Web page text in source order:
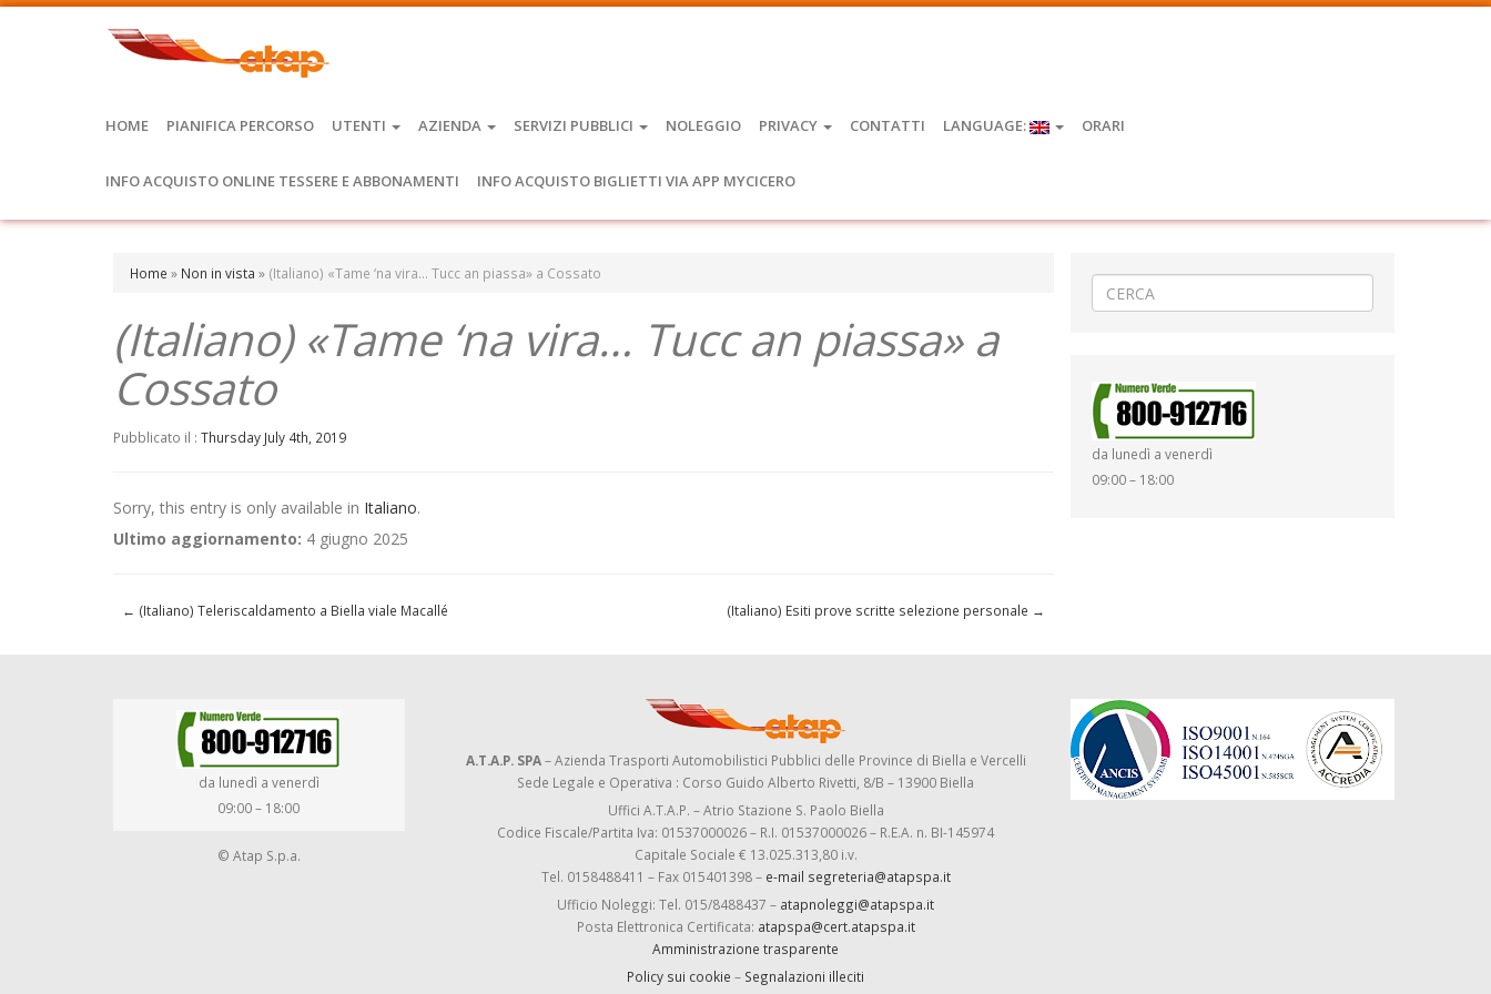
HOME PIANIFICA PERCORSO UTENTI AZIENDA SERVIZI PUBBLICI NOLEGGIO PRIVACY CONTATTI LANGUAGE: ORARI
INFO ACQUISTO ONLINE TESSERE E ABBONAMENTI INFO ACQUISTO BIGLIETTI VIA APP MYCICERO
Home » Non in vista » (Italiano) «Tame ‘na vira… Tucc an piassa» a Cossato
(Italiano) «Tame ‘na vira… Tucc an piassa» a
Cossato
Pubblicato il : Thursday July 4th, 2019
Sorry, this entry is only available in Italiano.
Ultimo aggiornamento: 4 giugno 2025
← (Italiano) Teleriscaldamento a Biella viale Macallé (Italiano) Esiti prove scritte selezione personale →
da lunedì a venerdì
09:00 – 18:00
da lunedì a venerdì
09:00 – 18:00
© Atap S.p.a.
A.T.A.P. SPA– Azienda Trasporti Automobilistici Pubblici delle Province di Biella e Vercelli
Sede Legale e Operativa : Corso Guido Alberto Rivetti, 8/B – 13900 Biella
Uffici A.T.A.P. – Atrio Stazione S. Paolo Biella
Codice Fiscale/Partita Iva: 01537000026 – R.I. 01537000026 – R.E.A. n. BI-145974
Capitale Sociale € 13.025.313,80 i.v.
Tel. 0158488411 – Fax 015401398 – e-mail segreteria@atapspa.it
Ufficio Noleggi: Tel. 015/8488437 – atapnoleggi@atapspa.it
Posta Elettronica Certificata: atapspa@cert.atapspa.it
Amministrazione trasparente
Policy sui cookie – Segnalazioni illeciti